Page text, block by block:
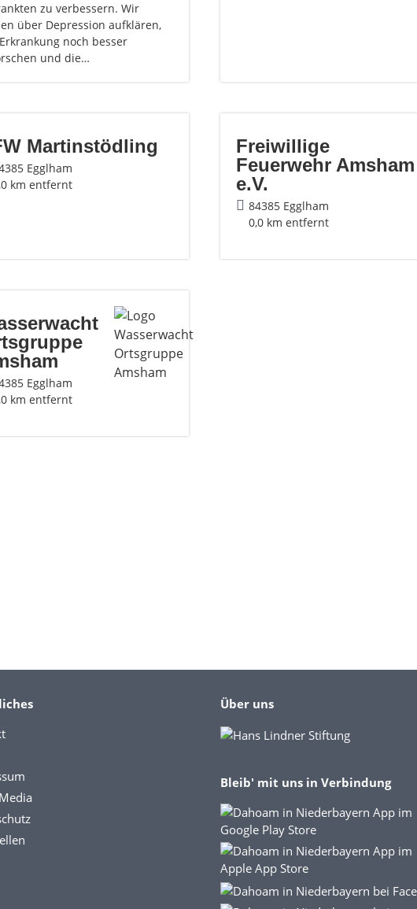
zu verbessern. Wir
über Depression aufklären,
noch besser
und die…
Martinstödling
Egglham
km entfernt
Freiwillige
Feuerwehr Amsham
e.V.
84385 Egglham
0,0 km entfernt
Egglham
km entfernt
Über uns
Bleib' mit uns in Verbindung